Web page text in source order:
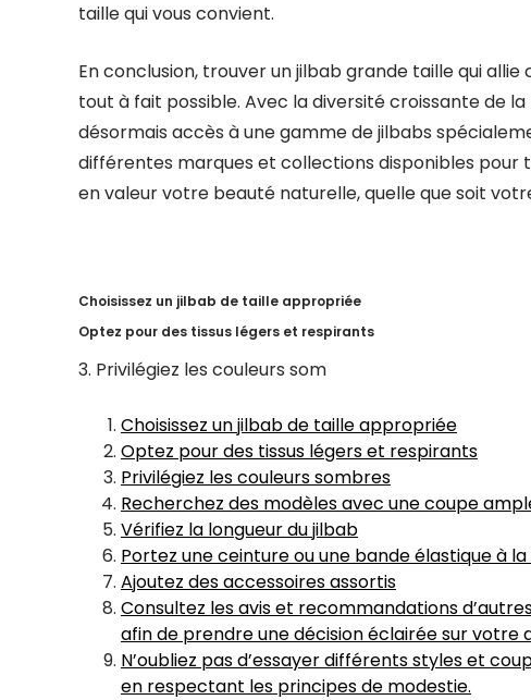
taille qui vous convient.
En conclusion, trouver un jilbab grande taille qui
tout à fait possible. Avec la diversité croissante de
désormais accès à une gamme de jilbabs
différentes marques et collections disponibles pour
en valeur votre beauté naturelle, quelle que soit
Choisissez un jilbab de taille appropriée
Optez pour des tissus légers et respirants
3. Privilégiez les couleurs som
Choisissez un jilbab de taille appropriée
Optez pour des tissus légers et respirants
Privilégiez les couleurs sombres
Recherchez des modèles avec une coupe
Vérifiez la longueur du jilbab
Portez une ceinture ou une bande élastique à
Ajoutez des accessoires assortis
Consultez les avis et recommandations
afin de prendre une décision éclairée sur votre
N’oubliez pas d’essayer différents styles et
en respectant les principes de modestie.